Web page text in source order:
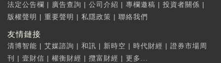
法定公告欄 | 廣告查詢 | 公司介紹 | 專欄邀稿 | 投資者關係 |
版權聲明 | 重要聲明 | 私隱政策 | 聯絡我們
友情鏈接
清博智能 | 艾媒諮詢 | 和訊 | 新時空 | 時代財經 | 證券市場周
刊
| 壹財信 | 權衡財經 | 攬富財經 | 更多...